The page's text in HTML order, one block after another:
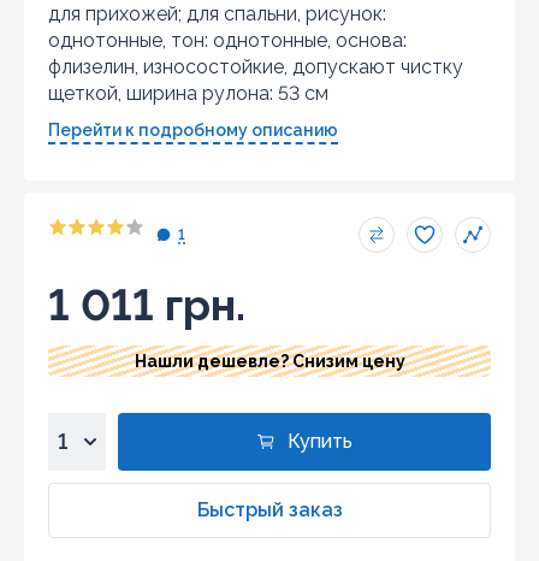
для прихожей; для спальни, рисунок:
однотонные, тон: однотонные, основа:
флизелин, износостойкие, допускают чистку
щеткой, ширина рулона: 53 см
Перейти к подробному описанию
1
1 011 грн.
Нашли дешевле? Снизим цену
3
Купить
Быстрый заказ